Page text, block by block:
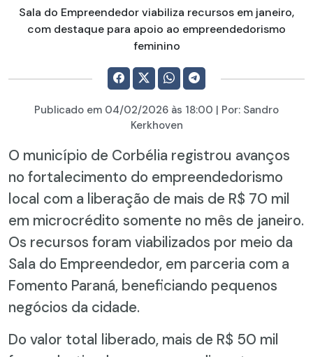
Sala do Empreendedor viabiliza recursos em janeiro,
com destaque para apoio ao empreendedorismo
feminino
Publicado em 04/02/2026 às 18:00 | Por: Sandro
Kerkhoven
O município de Corbélia registrou avanços
no fortalecimento do empreendedorismo
local com a liberação de mais de R$ 70 mil
em microcrédito somente no mês de janeiro.
Os recursos foram viabilizados por meio da
Sala do Empreendedor, em parceria com a
Fomento Paraná, beneficiando pequenos
negócios da cidade.
Do valor total liberado, mais de R$ 50 mil